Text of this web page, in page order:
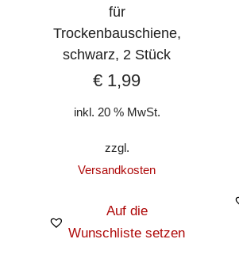
für
Trockenbauschiene,
schwarz, 2 Stück
€ 1,99
inkl. 20 % MwSt.
zzgl.
Versandkosten
Auf die
Wunschliste setzen